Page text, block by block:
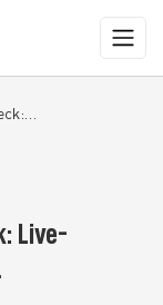
Live-